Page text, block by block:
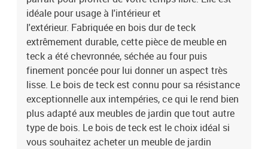
idéale pour usage à l'intérieur et
l'extérieur. Fabriquée en bois dur de teck
extrêmement durable, cette pièce de meuble en
teck a été chevronnée, séchée au four puis
finement poncée pour lui donner un aspect très
lisse. Le bois de teck est connu pour sa résistance
exceptionnelle aux intempéries, ce qui le rend bien
plus adapté aux meubles de jardin que tout autre
type de bois. Le bois de teck est le choix idéal si
vous souhaitez acheter un meuble de jardin